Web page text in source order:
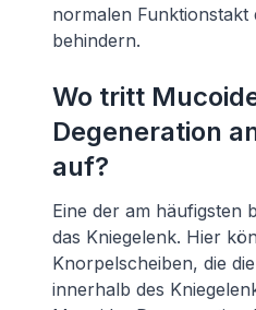
normalen Funktionstakt
behindern.
Wo tritt
Degeneration
auf?
Eine der am häufigsten
das Kniegelenk. Hier
Knorpelscheiben, die
innerhalb des